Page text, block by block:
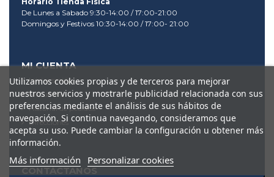
De Lunes a Sabado 9:30-14:00 / 17:00-21:00
Domingos y Festivos 10:30-14:00 / 17:00- 21:00
MI CUENTA
Iniciar sesión
Mi cuenta
Historial de pedidos
Direcciones
CONTÁCTANOS
Utilizamos cookies propias y de terceros para mejorar
nuestros servicios y mostrarle publicidad relacionada con sus
preferencias mediante el análisis de sus hábitos de
navegación. Si continua navegando, consideramos que
acepta su uso. Puede cambiar la configuración u obtener más
información.
Más información Personalizar cookies